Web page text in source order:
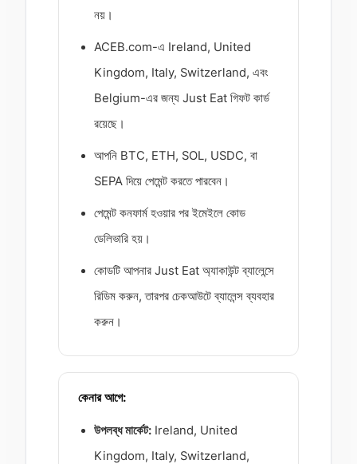
নয়।
ACEB.com-এ Ireland, United
Kingdom, Italy, Switzerland, এবং
Belgium-এর জন্য Just Eat গিফট কার্ড
রয়েছে।
আপনি BTC, ETH, SOL, USDC, বা
SEPA দিয়ে পেমেন্ট করতে পারবেন।
পেমেন্ট কনফার্ম হওয়ার পর ইমেইলে কোড
ডেলিভারি হয়।
কোডটি আপনার Just Eat অ্যাকাউন্ট ব্যালেন্সে
রিডিম করুন, তারপর চেকআউটে ব্যালেন্স ব্যবহার
করুন।
কেনার আগে:
উপলব্ধ মার্কেট: Ireland, United
Kingdom, Italy, Switzerland,